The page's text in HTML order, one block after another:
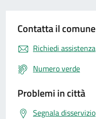
Contatta il comune
Richiedi assistenza
Numero verde
Problemi in città
Segnala disservizio